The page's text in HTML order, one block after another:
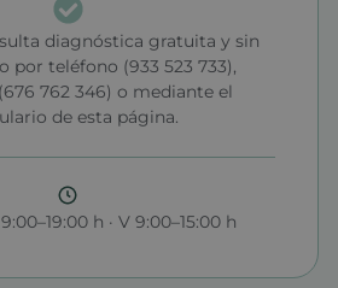
diagnóstica gratuita y sin
por teléfono (933 523 733),
762 346) o mediante el
de esta página.
h · V 9:00–15:00 h